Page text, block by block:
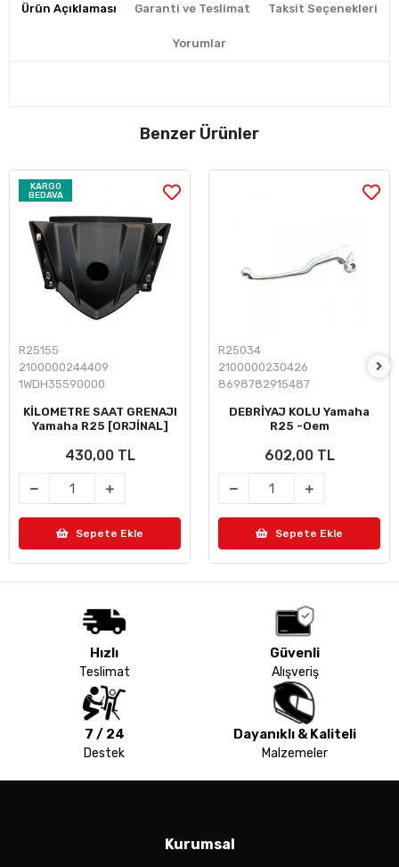
Ürün Açıklaması Garanti ve Teslimat Taksit Seçenekleri
Yorumlar
Benzer Ürünler
KARGO
BEDAVA
R25155
2100000244409
1WDH35590000
KİLOMETRE SAAT GRENAJI
Yamaha R25 [ORJİNAL]
430,00 TL
Sepete Ekle
R25034
2100000230426
8698782915487
DEBRİYAJ KOLU Yamaha
R25 -Oem
602,00 TL
Sepete Ekle
Hızlı
Teslimat
Güvenli
Alışveriş
7 / 24
Destek
Dayanıklı & Kaliteli
Malzemeler
Kurumsal